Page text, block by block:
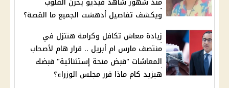
ويكشف تفاصيل أدهشت الجميع ما القصة؟
زيادة معاش تكافل وكرامة هتنزل في
منتصف مارس ام أبريل .. قرار هام لأصحاب
المعاشات "قبض منحة إستثنائية" قبضك
هيزيد كام ماذا قرر مجلس الوزراء؟